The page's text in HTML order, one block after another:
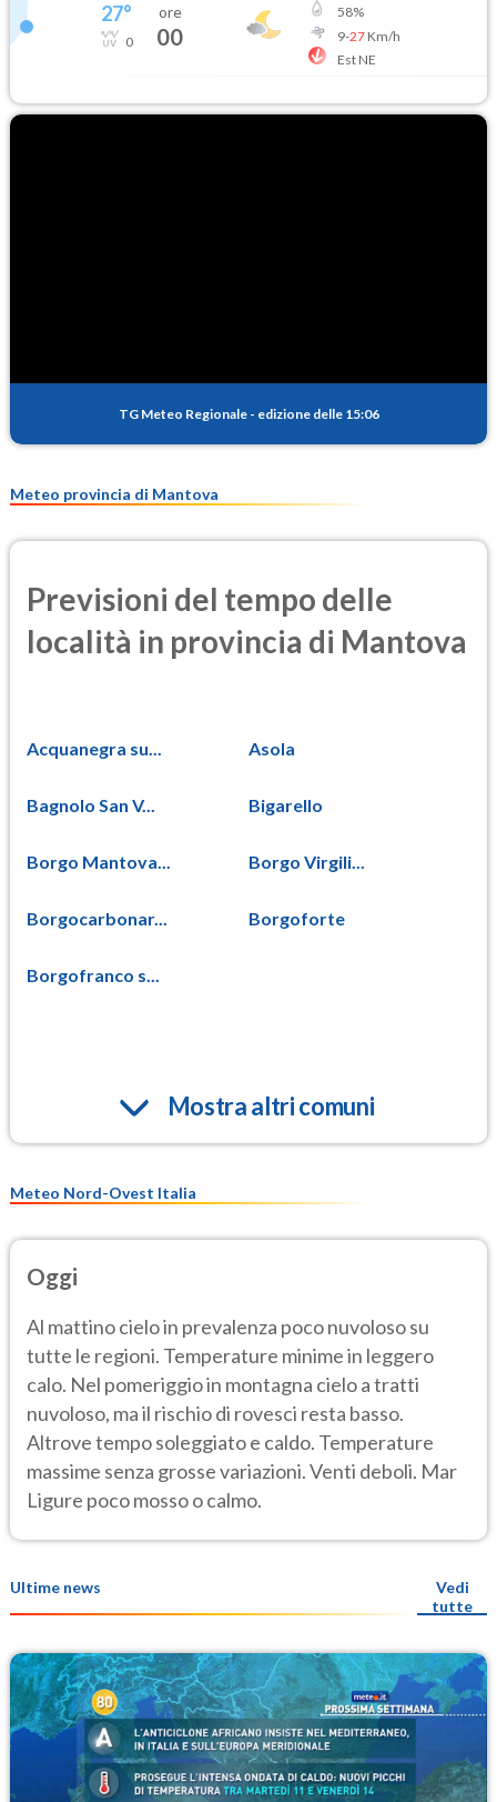
27°
0
ore
00
58%
9-27Km/h
Est NE
TG Meteo Regionale - edizione delle 15:06
Meteo provincia di Mantova
Previsioni del tempo delle
località in provincia di Mantova
Acquanegra su... Asola
Bagnolo San V... Bigarello
Borgo Mantova... Borgo Virgili...
Borgocarbonar... Borgoforte
Borgofranco s...
Mostra altri comuni
Meteo Nord-Ovest Italia
Oggi
Al mattino cielo in prevalenza poco nuvoloso su
tutte le regioni. Temperature minime in leggero
calo. Nel pomeriggio in montagna cielo a tratti
nuvoloso, ma il rischio di rovesci resta basso.
Altrove tempo soleggiato e caldo. Temperature
massime senza grosse variazioni. Venti deboli. Mar
Ligure poco mosso o calmo.
Ultime news
Vedi
tutte